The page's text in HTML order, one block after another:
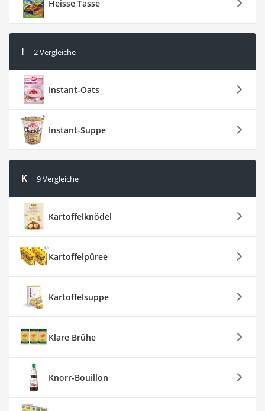
Heisse Tasse
I 2 Vergleiche
Instant-Oats
Instant-Suppe
K 9 Vergleiche
Kartoffelknödel
Kartoffelpüree
Kartoffelsuppe
Klare Brühe
Knorr-Bouillon